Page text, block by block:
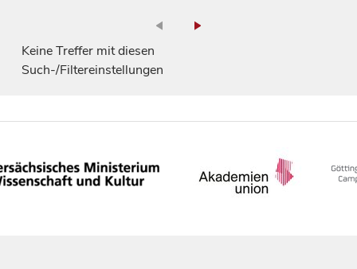
Keine Treffer mit diesen
Such-/Filtereinstellungen